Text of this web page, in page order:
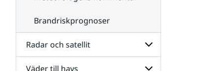
Brandriskprognoser
Radar och satellit
Väder till havs